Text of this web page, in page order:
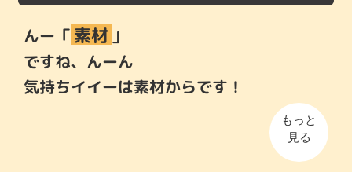
んー「 素材 」
ですね、んーん
気持ちイイーは素材からです！
もっと
見る